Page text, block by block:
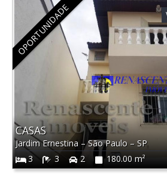
OPORTUNIDADE
CASAS
Jardim Ernestina –São Paulo–SP
3
3 2 180.00 m²